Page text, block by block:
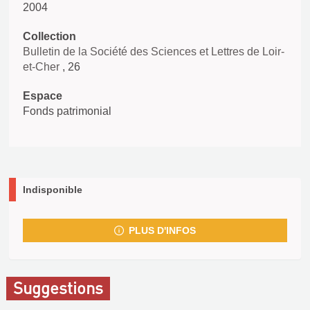
2004
Collection
Bulletin de la Société des Sciences et Lettres de Loir-
et-Cher , 26
Espace
Fonds patrimonial
Indisponible
PLUS D'INFOS
Suggestions